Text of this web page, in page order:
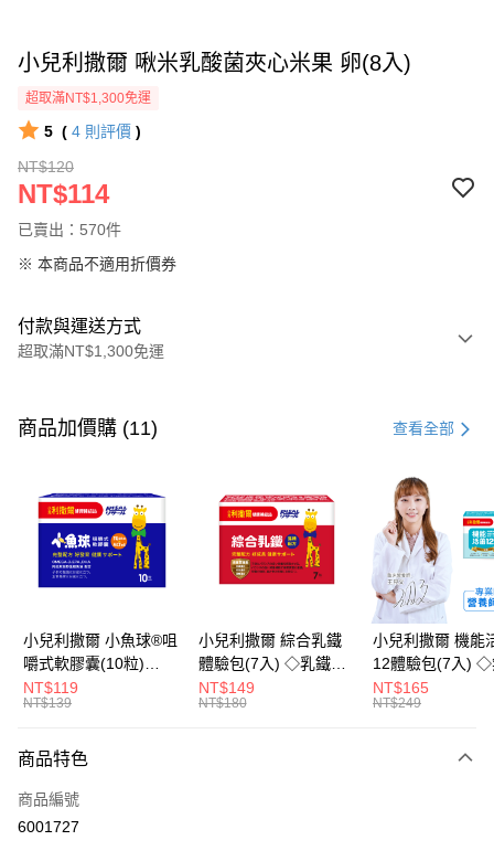
小兒利撒爾 啾米乳酸菌夾心米果 卵(8入)
超取滿NT$1,300免運
5 ( 4 則評價 )
NT$120
NT$114
已賣出：570件
※ 本商品不適用折價券
付款與運送方式
超取滿NT$1,300免運
信用卡一次付款
LINE Pay
Apple Pay
街口支付
悠遊付
Google Pay
全盈+PAY
大哥付你分期
【大哥付你分期使用說明】
1.本服務由台灣大哥大提供，台灣大哥大用戶可立即使用無須另外申請。
AFTEE先享後付
商品加價購 (11) 查看全部
小兒利撒爾 小魚球®咀
嚼式軟膠囊(10粒)
◇OMEGA-
3(EPA+DHA)+rTG型魚
NT$119
NT$139
小兒利撒爾 綜合乳鐵
體驗包(7入) ◇乳鐵蛋
白+藻精蛋白+DHA藻
油+專利大豆卵磷脂 成
NT$149
NT$180
小兒利撒爾 機能
12體驗包(7入) ◇
糖添加◇
NT$165
NT$249
商品特色
商品編號
6001727